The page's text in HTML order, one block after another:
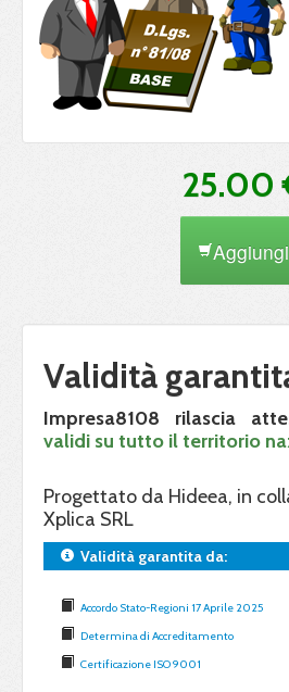
25.00
Aggiungi
Validità
Impresa8108 rilascia
validi su tutto il territorio
Progettato da Hideea, in
Xplica SRL
Validità garantita da:
Accordo Stato-Regioni 17 Aprile 2025
Determina di Accreditamento
Certificazione ISO 9001